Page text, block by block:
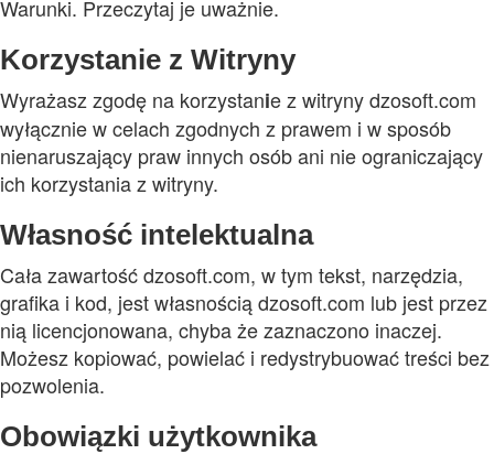
Warunki. Przeczytaj je uważnie.
Korzystanie z Witryny
Wyrażasz zgodę na korzystanie z witryny dzosoft.com
wyłącznie w celach zgodnych z prawem i w sposób
nienaruszający praw innych osób ani nie ograniczający
ich korzystania z witryny.
Własność intelektualna
Cała zawartość dzosoft.com, w tym tekst, narzędzia,
grafika i kod, jest własnością dzosoft.com lub jest przez
nią licencjonowana, chyba że zaznaczono inaczej.
Możesz kopiować, powielać i redystrybuować treści bez
pozwolenia.
Obowiązki użytkownika